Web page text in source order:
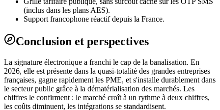
(inclus dans les plans AES).
Support francophone réactif depuis la France.
Conclusion et perspectives
La signature électronique a franchi le cap de la banalisation. En
2026, elle est présente dans la quasi-totalité des grandes entreprises
françaises, gagne rapidement les PME, et s'installe durablement dans
le secteur public grâce à la dématérialisation des marchés. Les
chiffres le confirment : le marché croît à un rythme à deux chiffres,
les coûts diminuent, les intégrations se standardisent.